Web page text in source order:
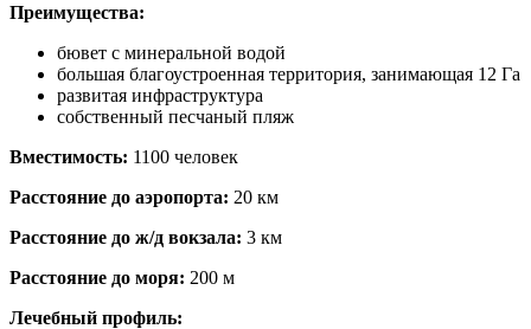
Преимущества:
бювет с минеральной водой
большая благоустроенная территория, занимающая 12 Га
развитая инфраструктура
собственный песчаный пляж
Вместимость: 1100 человек
Расстояние до аэропорта: 20 км
Расстояние до ж/д вокзала: 3 км
Расстояние до моря: 200 м
Лечебный профиль: